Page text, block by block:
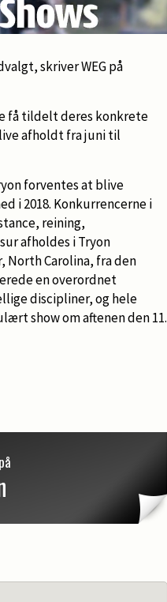
skriver WEG på
få tildelt deres konkrete
afholdt fra juni til
forventes at blive
i 2018. Konkurrencerne i
reining,
afholdes i Tryon
North Carolina, fra den
en overordnet
discipliner, og hele
show om aftenen den 11.